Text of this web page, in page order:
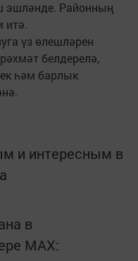
эшләнде. Районның
итә.
үз өлешләрен
белдерелә,
һәм барлык
и интересным в
в
MАХ: